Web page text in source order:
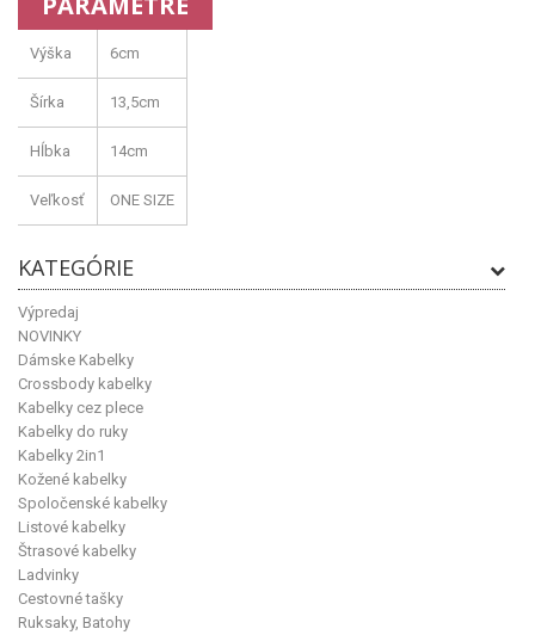
KATEGÓRIE
Výpredaj
NOVINKY
Dámske Kabelky
Crossbody kabelky
Kabelky cez plece
Kabelky do ruky
Kabelky 2in1
Kožené kabelky
Spoločenské kabelky
Listové kabelky
Štrasové kabelky
Ladvinky
Cestovné tašky
Ruksaky, Batohy
Výška 6cm
Šírka 13,5cm
Hĺbka 14cm
Veľkosť ONE SIZE